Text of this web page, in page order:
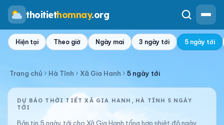
thoitiethomnay.org
Hiện tại Theo giờ Ngày mai 3 ngày tới 5 ngày tới
Trang chủ Hà Tĩnh Xã Gia Hanh 5 ngày tới
DỰ BÁO THỜI TIẾT XÃ GIA HANH, HÀ TĨNH 5 NGÀY
TỚI
Bản tin 5 ngày tới cho Xã Gia Hanh tổng hợp nhiệt độ ngày